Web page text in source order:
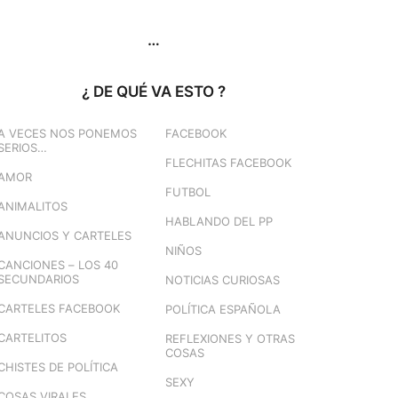
…
¿ DE QUÉ VA ESTO ?
VECES NOS PONEMOS
Y CARTELES
– LOS 40
FACEBOOK
DE POLÍTICA
FACEBOOK
FLECHITAS FACEBOOK
FUTBOL
HABLANDO DEL PP
NIÑOS
NOTICIAS CURIOSAS
POLÍTICA ESPAÑOLA
REFLEXIONES Y OTRAS
COSAS
SEXY